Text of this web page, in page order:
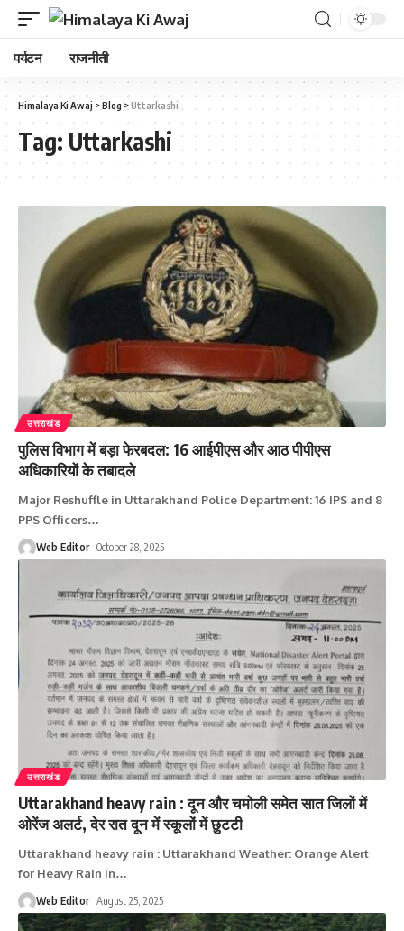
पर्यटन राजनीती
Himalaya Ki Awaj >Blog >Uttarkashi
Tag: Uttarkashi
उत्तराखंड
पुलिस विभाग में बड़ा फेरबदल: 16 आईपीएस और आठ पीपीएस
अधिकारियों के तबादले
Major Reshuffle in Uttarakhand Police Department: 16 IPS and 8
PPS Officers…
Web Editor October 28, 2025
उत्तराखंड
Uttarakhand heavy rain : दून और चमोली समेत सात जिलों में
ओरेंज अलर्ट, देर रात दून में स्‍कूलों में छुटटी
Uttarakhand heavy rain : Uttarakhand Weather: Orange Alert
for Heavy Rain in…
Web Editor August 25, 2025